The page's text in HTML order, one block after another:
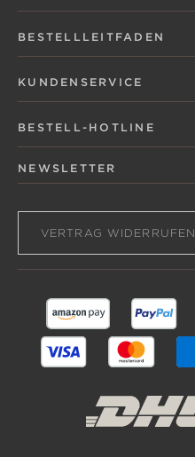
BESTELLLEITFADEN
KUNDENSERVICE
BESTELL-HOTLINE
NEWSLETTER
VERTRAG WIDERRUFEN